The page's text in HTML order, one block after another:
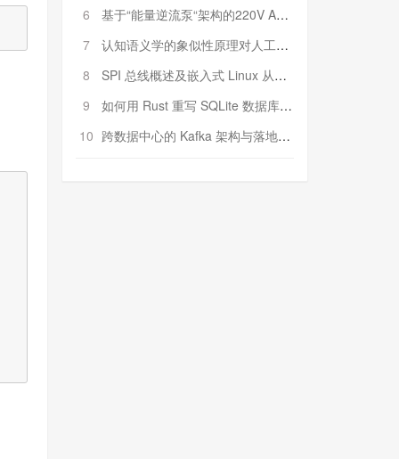
6
基于“能量逆流泵“架构的220V AC至20V DC 300W高效电源设计
7
认知语义学的象似性原理对人工智能自然语言处理深层语义分析的影响与启示
8
SPI 总线概述及嵌入式 Linux 从属 SPI 设备驱动程序开发（第二部分，实践）
9
如何用 Rust 重写 SQLite 数据库（二）:是否有市场空间？
10 跨数据中心的 Kafka 架构与落地实战